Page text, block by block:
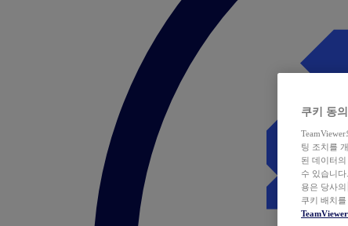
쿠키 동
팅 조치를
된 데이터
수 있습니
용은 당사의
쿠키 배치를